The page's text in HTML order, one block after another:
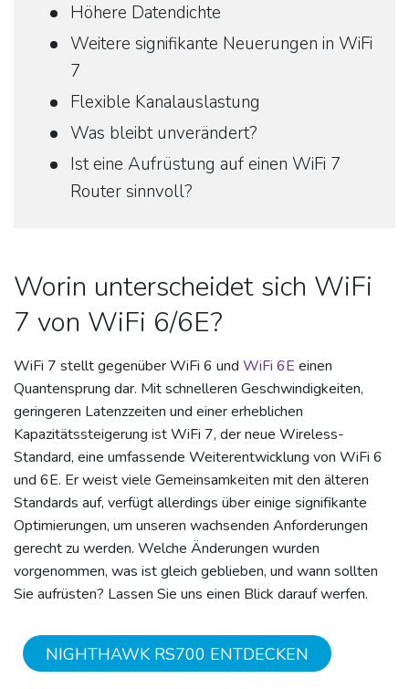
Höhere Datendichte
Weitere signifikante Neuerungen in WiFi
7
Flexible Kanalauslastung
Was bleibt unverändert?
Ist eine Aufrüstung auf einen WiFi 7
Router sinnvoll?
Worin unterscheidet sich WiFi
7 von WiFi 6/6E?
WiFi 7 stellt gegenüber WiFi 6 und WiFi 6E einen
Quantensprung dar. Mit schnelleren Geschwindigkeiten,
geringeren Latenzzeiten und einer erheblichen
Kapazitätssteigerung ist WiFi 7, der neue Wireless-
Standard, eine umfassende Weiterentwicklung von WiFi 6
und 6E. Er weist viele Gemeinsamkeiten mit den älteren
Standards auf, verfügt allerdings über einige signifikante
Optimierungen, um unseren wachsenden Anforderungen
gerecht zu werden. Welche Änderungen wurden
vorgenommen, was ist gleich geblieben, und wann sollten
Sie aufrüsten? Lassen Sie uns einen Blick darauf werfen.
NIGHTHAWK RS700 ENTDECKEN